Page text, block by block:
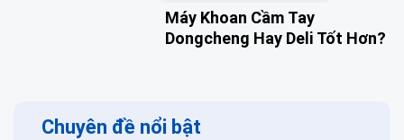
Máy Khoan Cầm Tay
Dongcheng Hay Deli Tốt Hơn?
Chuyên đề nổi bật